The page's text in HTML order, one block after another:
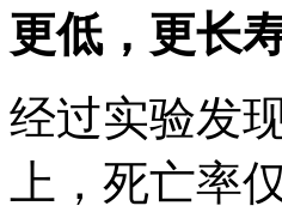
更低，更长寿
经过实验发
上，死亡率